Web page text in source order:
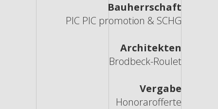
Bauherrschaft
PIC PIC promotion & SCHG
Architekten
Brodbeck-Roulet
Vergabe
Honorarofferte